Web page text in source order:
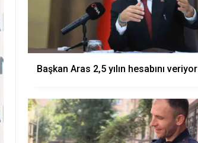
Başkan Aras 2,5 yılın hesabını veriyor